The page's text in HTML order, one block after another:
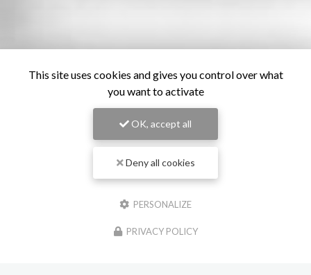
This site uses cookies and gives you control over what
you want to activate
OK, accept all
Deny all cookies
PERSONALIZE
PRIVACY POLICY